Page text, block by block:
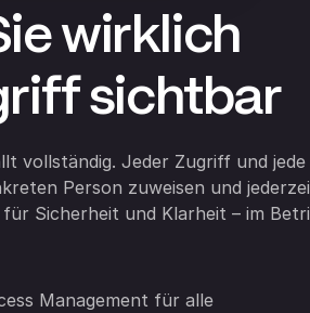
wirklich
sichtbar
vollständig. Jeder Zugriff und jede
Person zuweisen und
Sicherheit und Klarheit – im
Management für alle